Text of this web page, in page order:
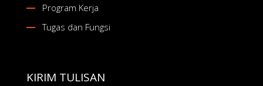
Program Kerja
Tugas dan Fungsi
KIRIM TULISAN